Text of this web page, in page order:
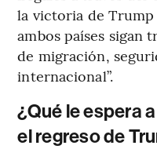
la victoria de
ambos países sigan
de migración,
internacional”.
¿Qué le espera
el regreso de